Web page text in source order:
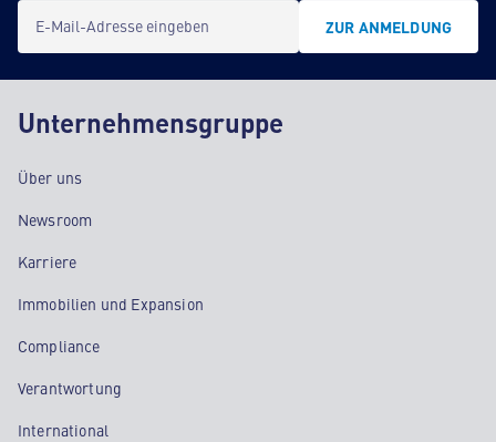
E-Mail-Adresse eingeben ZUR ANMELDUNG
Unternehmensgruppe
Über uns
Newsroom
Karriere
Immobilien und Expansion
Compliance
Verantwortung
International